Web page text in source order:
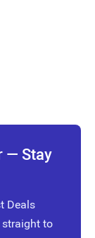
— Stay
Deals
straight to